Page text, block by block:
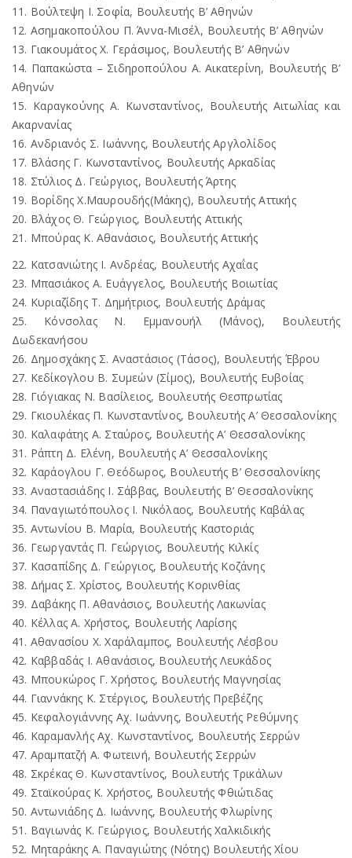
11. Βούλτεψη Ι. Σοφία, Βουλευτής Β’ Αθηνών
12. Ασημακοπούλου Π. Άννα-Μισέλ, Βουλευτής Β’ Αθηνών
13. Γιακουμάτος Χ. Γεράσιμος, Βουλευτής Β’ Αθηνών
14. Παπακώστα – Σιδηροπούλου Α. Αικατερίνη, Βουλευτής Β’
Αθηνών
15. Καραγκούνης Α. Κωνσταντίνος, Βουλευτής Αιτωλίας και
Ακαρνανίας
16. Ανδριανός Σ. Ιωάννης, Βουλευτής Αργλολίδος
17. Βλάσης Γ. Κωνσταντίνος, Βουλευτής Αρκαδίας
18. Στύλιος Δ. Γεώργιος, Βουλευτής Άρτης
19. Βορίδης Χ.Μαυρουδής(Μάκης), Βουλευτής Αττικής
20. Βλάχος Θ. Γεώργιος, Βουλευτής Αττικής
21. Μπούρας Κ. Αθανάσιος, Βουλευτής Αττικής
22. Κατσανιώτης Ι. Ανδρέας, Βουλευτής Αχαΐας
23. Μπασιάκος Α. Ευάγγελος, Βουλευτής Βοιωτίας
24. Κυριαζίδης Τ. Δημήτριος, Βουλευτής Δράμας
25. Κόνσολας Ν. Εμμανουήλ (Μάνος), Βουλευτής
Δωδεκανήσου
26. Δημοσχάκης Σ. Αναστάσιος (Τάσος), Βουλευτής Έβρου
27. Κεδίκογλου Β. Συμεών (Σίμος), Βουλευτής Ευβοίας
28. Γιόγιακας Ν. Βασίλειος, Βουλευτής Θεσπρωτίας
29. Γκιουλέκας Π. Κωνσταντίνος, Βουλευτής Α’ Θεσσαλονίκης
30. Καλαφάτης Α. Σταύρος, Βουλευτής Α’ Θεσσαλονίκης
31. Ράπτη Δ. Ελένη, Βουλευτής Α’ Θεσσαλονίκης
32. Καράογλου Γ. Θεόδωρος, Βουλευτής Β’ Θεσσαλονίκης
33. Αναστασιάδης Ι. Σάββας, Βουλευτής Β’ Θεσσαλονίκης
34. Παναγιωτόπουλος Ι. Νικόλαος, Βουλευτής Καβάλας
35. Αντωνίου Β. Μαρία, Βουλευτής Καστοριάς
36. Γεωργαντάς Π. Γεώργιος, Βουλευτής Κιλκίς
37. Κασαπίδης Δ. Γεώργιος, Βουλευτής Κοζάνης
38. Δήμας Σ. Χρίστος, Βουλευτής Κορινθίας
39. Δαβάκης Π. Αθανάσιος, Βουλευτής Λακωνίας
40. Κέλλας Α. Χρήστος, Βουλευτής Λαρίσης
41. Αθανασίου Χ. Χαράλαμπος, Βουλευτής Λέσβου
42. Καββαδάς Ι. Αθανάσιος, Βουλευτής Λευκάδος
43. Μπουκώρος Γ. Χρήστος, Βουλευτής Μαγνησίας
44. Γιαννάκης Κ. Στέργιος, Βουλευτής Πρεβέζης
45. Κεφαλογιάννης Αχ. Ιωάννης, Βουλευτής Ρεθύμνης
46. Καραμανλής Αχ. Κωνσταντίνος, Βουλευτής Σερρών
47. Αραμπατζή Α. Φωτεινή, Βουλευτής Σερρών
48. Σκρέκας Θ. Κωνσταντίνος, Βουλευτής Τρικάλων
49. Σταϊκούρας Κ. Χρήστος, Βουλευτής Φθιώτιδας
50. Αντωνιάδης Δ. Ιωάννης, Βουλευτής Φλωρίνης
51. Βαγιωνάς Κ. Γεώργιος, Βουλευτής Χαλκιδικής
52. Μηταράκης Α. Παναγιώτης (Νότης) Βουλευτής Χίου